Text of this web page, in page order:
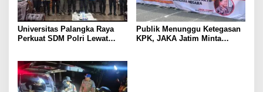
Universitas Palangka Raya
Perkuat SDM Polri Lewat
Publik Menunggu Ketegasan
KPK, JAKA Jatim Minta